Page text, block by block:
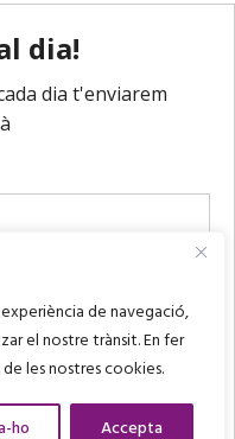
de navegació,
el nostre trànsit. En fer
les nostres cookies.
ho Accepta